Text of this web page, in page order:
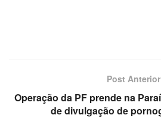
Post Anterior
Operação da PF prende na
de divulgação de